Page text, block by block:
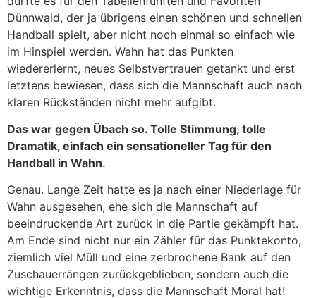
Dünnwald, der ja übrigens einen schönen und schnellen
Handball spielt, aber nicht noch einmal so einfach wie
im Hinspiel werden. Wahn hat das Punkten
wiedererlernt, neues Selbstvertrauen getankt und erst
letztens bewiesen, dass sich die Mannschaft auch nach
klaren Rückständen nicht mehr aufgibt.
Das war gegen Übach so. Tolle Stimmung, tolle
Dramatik, einfach ein sensationeller Tag für den
Handball in Wahn.
Genau. Lange Zeit hatte es ja nach einer Niederlage für
Wahn ausgesehen, ehe sich die Mannschaft auf
beeindruckende Art zurück in die Partie gekämpft hat.
Am Ende sind nicht nur ein Zähler für das Punktekonto,
ziemlich viel Müll und eine zerbrochene Bank auf den
Zuschauerrängen zurückgeblieben, sondern auch die
wichtige Erkenntnis, dass die Mannschaft Moral hat!